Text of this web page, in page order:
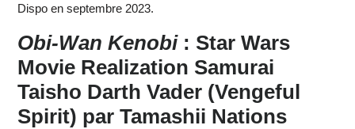
Dispo en septembre 2023.
Obi-Wan Kenobi: Star Wars
Movie Realization Samurai
Taisho Darth Vader (Vengeful
Spirit) par Tamashii Nations